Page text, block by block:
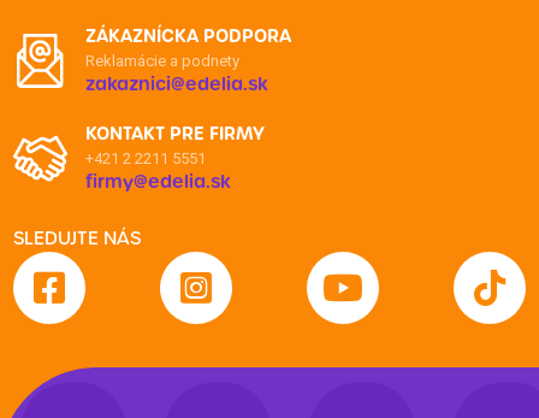
ZÁKAZNÍCKA PODPORA
Reklamácie a podnety
zakaznici@edelia.sk
KONTAKT PRE FIRMY
+421 2 2211 5551
firmy@edelia.sk
SLEDUJTE NÁS